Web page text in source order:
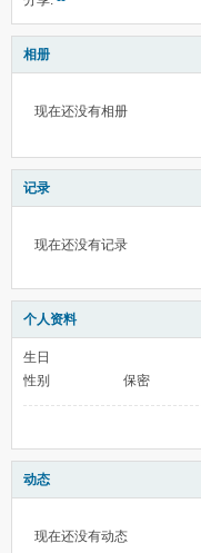
相册
现在还没有相册
记录
现在还没有记录
个人资料
生日
性别
保密
动态
现在还没有动态